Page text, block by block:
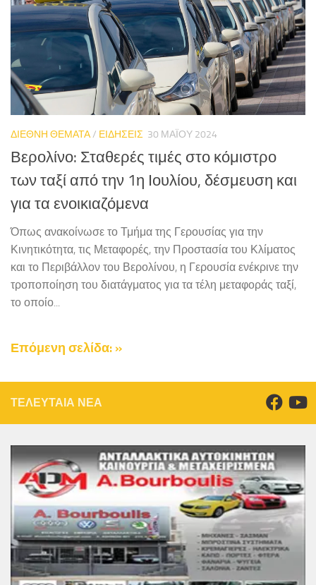
ΔΙΕΘΝΗ ΘΕΜΑΤΑ/ ΕΙΔΗΣΕΙΣ 30 ΜΑΪ́ΟΥ 2024
Βερολίνο: Σταθερές τιμές στο κόμιστρο
των ταξί από την 1η Ιουλίου, δέσμευση και
για τα ενοικιαζόμενα
Όπως ανακοίνωσε το Τμήμα της Γερουσίας για την
Κινητικότητα, τις Μεταφορές, την Προστασία του Κλίματος
και το Περιβάλλον του Βερολίνου, η Γερουσία ενέκρινε την
τροποποίηση του διατάγματος για τα τέλη μεταφοράς ταξί,
το οποίο...
Επόμενη σελίδα: »
ΤΕΛΕΥΤΑΙΑ ΝΕΑ